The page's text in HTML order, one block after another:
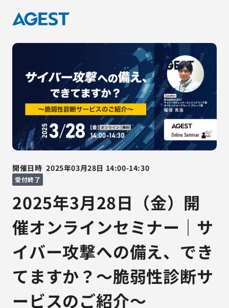
開催日時 2025年03月28日 14:00-14:30
受付終了
2025年3月28日（金）開
催オンラインセミナー｜サ
イバー攻撃への備え、でき
てますか？～脆弱性診断サ
ービスのご紹介～